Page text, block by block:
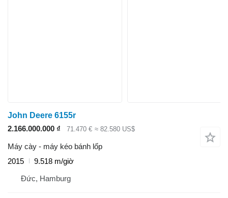
John Deere 6155r
2.166.000.000 ₫
71.470 € ≈ 82.580 US$
Máy cày - máy kéo bánh lốp
2015
9.518 m/giờ
Đức, Hamburg